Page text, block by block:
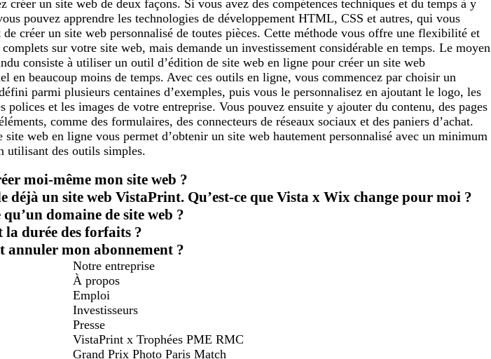
créer un site web de deux façons. Si vous avez des compétences techniques et du temps à y
pouvez apprendre les technologies de développement HTML, CSS et autres, qui vous
de créer un site web personnalisé de toutes pièces. Cette méthode vous offre une flexibilité et
sur votre site web, mais demande un investissement considérable en temps. Le moyen
consiste à utiliser un outil d’édition de site web en ligne pour créer un site web
en beaucoup moins de temps. Avec ces outils en ligne, vous commencez par choisir un
parmi plusieurs centaines d’exemples, puis vous le personnalisez en ajoutant le logo, les
polices et les images de votre entreprise. Vous pouvez ensuite y ajouter du contenu, des pages
comme des formulaires, des connecteurs de réseaux sociaux et des paniers d’achat.
site web en ligne vous permet d’obtenir un site web hautement personnalisé avec un minimum
utilisant des outils simples.
moi-même mon site web ?
déjà un site web VistaPrint. Qu’est-ce que Vista x Wix change pour moi ?
qu’un domaine de site web ?
la durée des forfaits ?
annuler mon abonnement ?
Notre entreprise
À propos
Emploi
Investisseurs
Presse
VistaPrint x Trophées PME RMC
Grand Prix Photo Paris Match